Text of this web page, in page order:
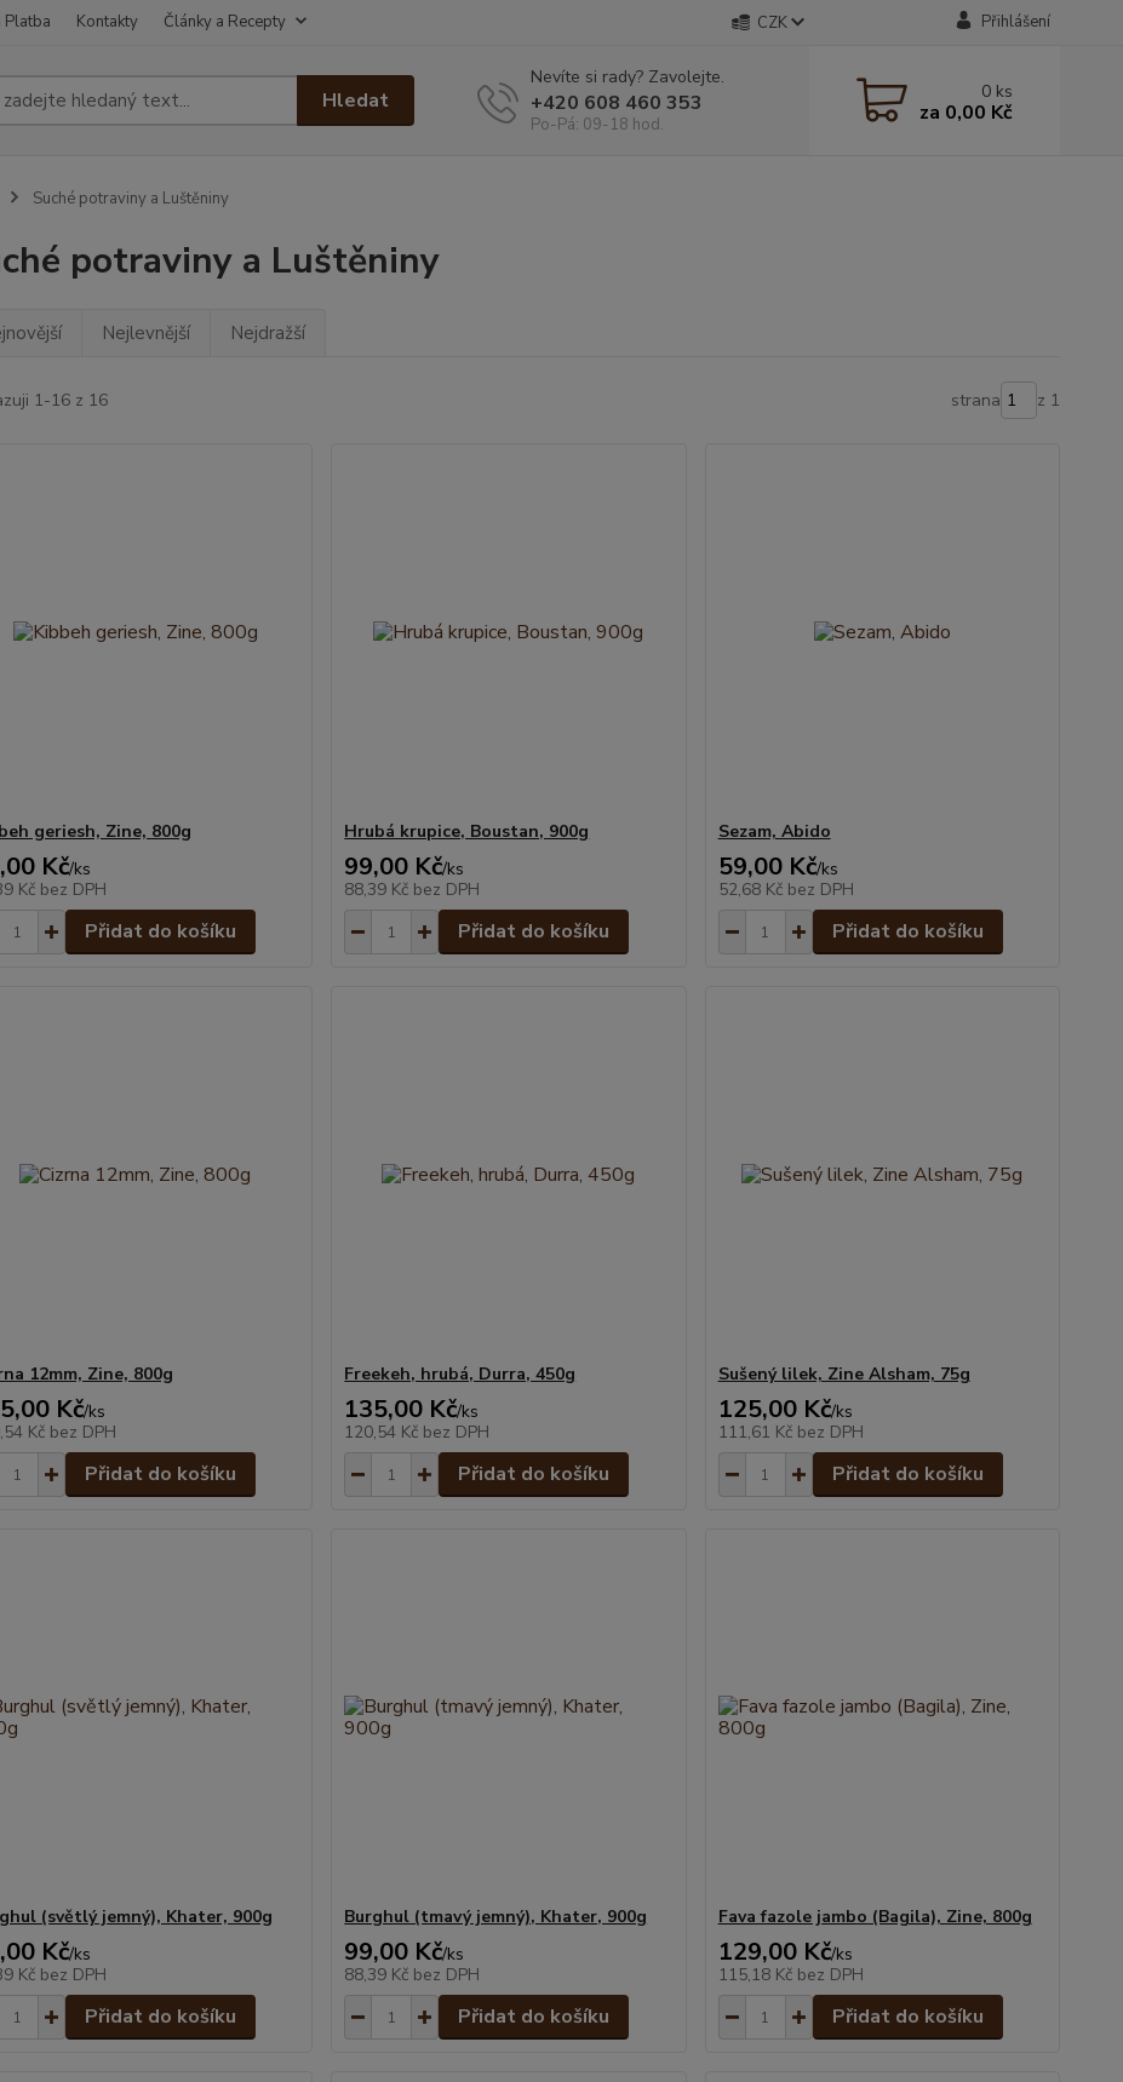
Platba Kontakty Články a Recepty CZK Přihlášení
Hledat
Nevíte si rady? Zavolejte.
+420 608 460 353
Po-Pá: 09-18 hod.
0 ks
za 0,00 Kč
Suché potraviny a Luštěniny
potraviny a Luštěniny
Nejlevnější Nejdražší
1-16 z 16 strana z 1
geriesh, Zine, 800g
Kč/ks
Kč bez DPH
Přidat do košíku
Hrubá krupice, Boustan, 900g
99,00 Kč/ks
88,39 Kč bez DPH
Přidat do košíku
Sezam, Abido
59,00 Kč/ks
52,68 Kč bez DPH
Přidat do košíku
12mm, Zine, 800g
Kč/ks
Kč bez DPH
Přidat do košíku
Freekeh, hrubá, Durra, 450g
135,00 Kč/ks
120,54 Kč bez DPH
Přidat do košíku
Sušený lilek, Zine Alsham, 75g
125,00 Kč/ks
111,61 Kč bez DPH
Přidat do košíku
(světlý jemný), Khater, 900g
Kč/ks
Kč bez DPH
Přidat do košíku
Burghul (tmavý jemný), Khater, 900g
99,00 Kč/ks
88,39 Kč bez DPH
Přidat do košíku
Fava fazole jambo (Bagila), Zine, 800g
129,00 Kč/ks
115,18 Kč bez DPH
Přidat do košíku